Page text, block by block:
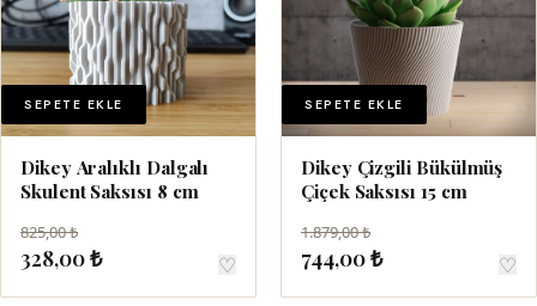
SEPETE EKLE
Dikey Aralıklı Dalgalı
Skulent Saksısı 8 cm
825,00 ₺
328,00 ₺ ♡
SEPETE EKLE
Dikey Çizgili Bükülmüş
Çiçek Saksısı 15 cm
1.879,00 ₺
744,00 ₺ ♡